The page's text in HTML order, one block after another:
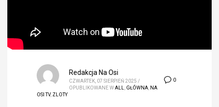
0
Redakcja Na Osi
CZWARTEK, 07 SIERPIEŃ 2025 /
OPUBLIKOWANE WALL GŁÓWNA NA
OSI TV, ZLOTY